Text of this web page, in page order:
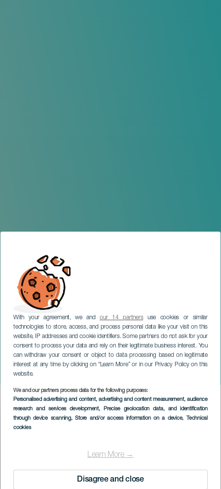
With your agreement, we andour 14 partnersuse cookies or similar
technologies to store, access, and process personal data like your visit on this
website, IP addresses and cookie identifiers. Some partners do not ask for your
consent to process your data and rely on their legitimate business interest. You
can withdraw your consent or object to data processing based on legitimate
interest at any time by clicking on “Learn More” or in our Privacy Policy on this
website.
We and our partners process data for the following purposes:
Personalised advertising and content, advertising and content measurement, audience
research and services development, Precise geolocation data, and identification
through device scanning, Store and/or access information on a device, Technical
cookies
Learn More →
Disagree and close
„One“ von The Warriors im
Konzert
TENERIFE
Imagen
Listado